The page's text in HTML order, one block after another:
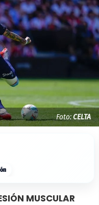
Foto:CELTA
MUSCULAR